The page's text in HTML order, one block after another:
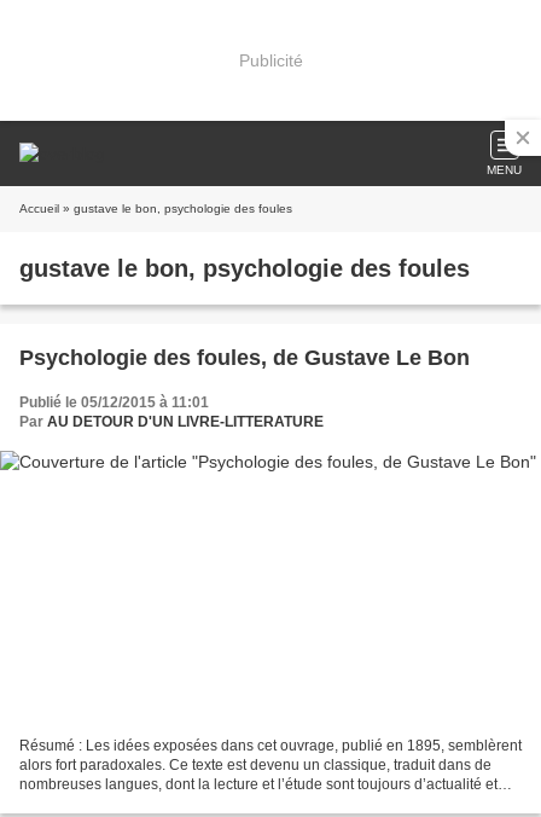
Publicité
MENU
Accueil » gustave le bon, psychologie des foules
gustave le bon, psychologie des foules
Psychologie des foules, de Gustave Le Bon
Publié le 05/12/2015 à 11:01
Par AU DETOUR D'UN LIVRE-LITTERATURE
Résumé : Les idées exposées dans cet ouvrage, publié en 1895, semblèrent
alors fort paradoxales. Ce texte est devenu un classique, traduit dans de
nombreuses langues, dont la lecture et l’étude sont toujours d’actualité et